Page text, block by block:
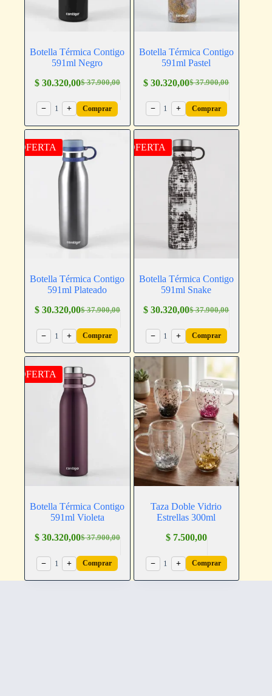
Botella Térmica Contigo
591ml Negro
$37.900,00
$30.320,00
− 1 + Comprar
Botella Térmica Contigo
591ml Pastel
$37.900,00
$ 30.320,00
− 1 + Comprar
OFERTA
Botella Térmica Contigo
591ml Plateado
$37.900,00
$30.320,00
− 1 + Comprar
OFERTA
Botella Térmica Contigo
591ml Snake
$37.900,00
$ 30.320,00
− 1 + Comprar
OFERTA
Botella Térmica Contigo
591ml Violeta
$37.900,00
$30.320,00
− 1 + Comprar
Taza Doble Vidrio
Estrellas 300ml
$7.500,00
− 1 + Comprar